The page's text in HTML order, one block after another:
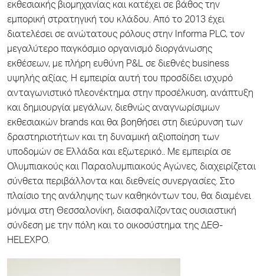
εκθεσιακής βιομηχανίας και κατέχει σε βάθος την
εμπορική στρατηγική του κλάδου. Από το 2013 έχει
διατελέσει σε ανώτατους ρόλους στην Informa PLC, τον
μεγαλύτερο παγκόσμιο οργανισμό διοργάνωσης
εκθέσεων, με πλήρη ευθύνη P&L σε διεθνές business
υψηλής αξίας. Η εμπειρία αυτή του προσδίδει ισχυρό
ανταγωνιστικό πλεονέκτημα στην προσέλκυση, ανάπτυξη
και δημιουργία μεγάλων, διεθνώς αναγνωρίσιμων
εκθεσιακών brands και θα βοηθήσει στη διεύρυνση των
δραστηριοτήτων και τη δυναμική αξιοποίηση των
υποδομών σε Ελλάδα και εξωτερικό.. Με εμπειρία σε
Ολυμπιακούς και Παραολυμπιακούς Αγώνες, διαχειρίζεται
σύνθετα περιβάλλοντα και διεθνείς συνεργασίες. Στο
πλαίσιο της ανάληψης των καθηκόντων του, θα διαμένει
μόνιμα στη Θεσσαλονίκη, διασφαλίζοντας ουσιαστική
σύνδεση με την πόλη και το οικοσύστημα της ΔΕΘ-
HELEXPO.